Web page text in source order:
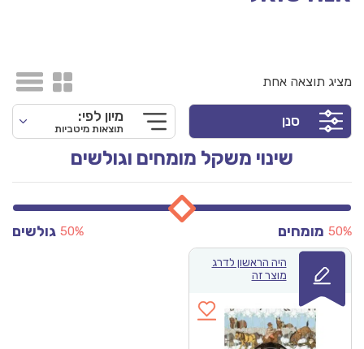
מציג תוצאה אחת
סנן מיון לפי:
תוצאות מיטביות
שינוי משקל מומחים וגולשים
מומחים 50% גולשים 50%
היה הראשון לדרג
מוצר זה